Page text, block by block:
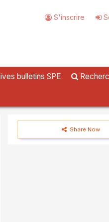
S'inscrire
bulletins SPE
Share Now